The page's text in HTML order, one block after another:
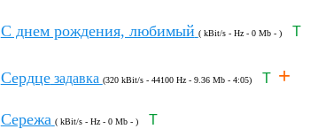
С днем рождения, любимый ( kBit/s - Hz - 0 Mb - ) T
Сердцезадавка (320 kBit/s - 44100 Hz - 9.36 Mb - 4:05) T +
Сережа ( kBit/s - Hz - 0 Mb - ) T